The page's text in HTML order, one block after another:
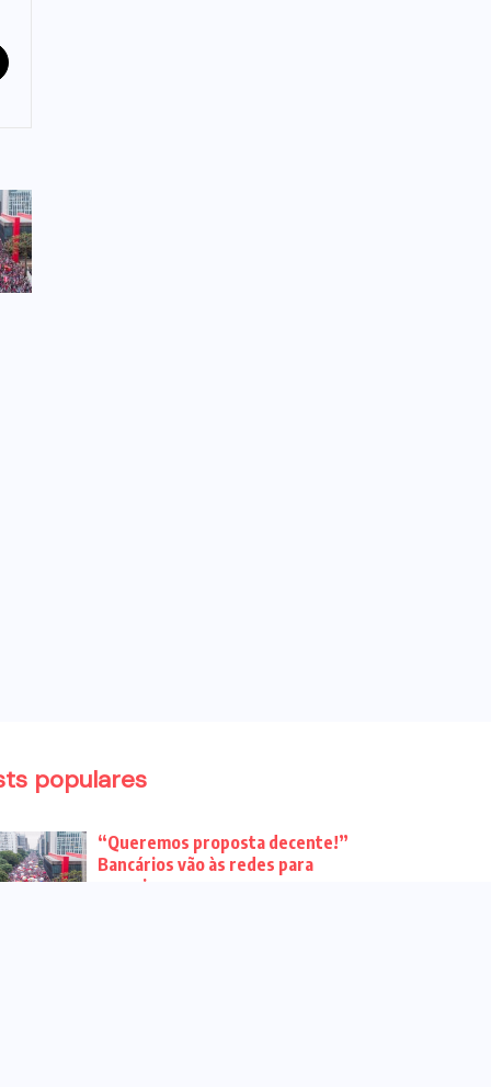
populares
“Queremos proposta decente!”
Bancários vão às redes para
pressionar a...